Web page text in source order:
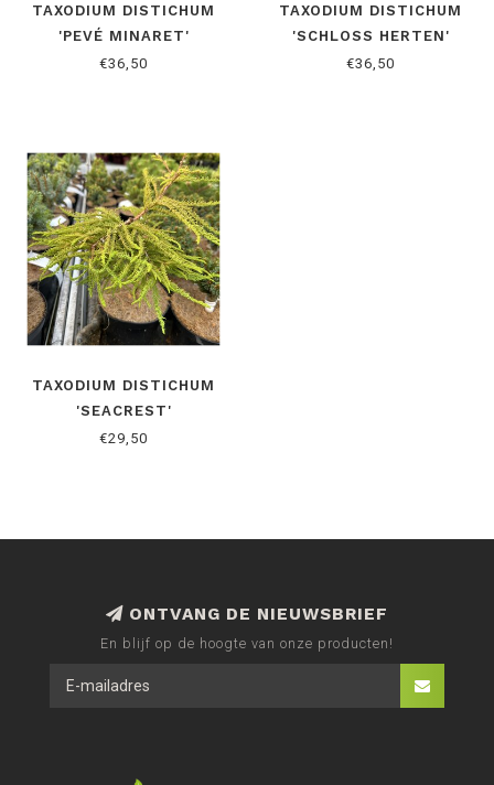
TAXODIUM DISTICHUM
'PEVÉ MINARET'
€36,50
TAXODIUM DISTICHUM
'SCHLOSS HERTEN'
€36,50
TAXODIUM DISTICHUM
'SEACREST'
€29,50
ONTVANG DE NIEUWSBRIEF
En blijf op de hoogte van onze producten!